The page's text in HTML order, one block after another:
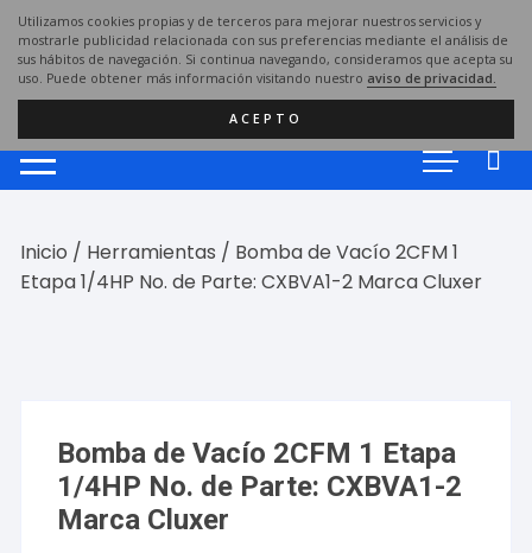
Utilizamos cookies propias y de terceros para mejorar nuestros servicios y
mostrarle publicidad relacionada con sus preferencias mediante el análisis de
sus hábitos de navegación. Si continua navegando, consideramos que acepta su
uso. Puede obtener más información visitando nuestro aviso de privacidad.
ACEPTO
Saltar
contenido
Inicio / Herramientas / Bomba de Vacío 2CFM 1
Etapa 1/4HP No. de Parte: CXBVA1-2 Marca Cluxer
Bomba de Vacío 2CFM 1 Etapa
1/4HP No. de Parte: CXBVA1-2
Marca Cluxer